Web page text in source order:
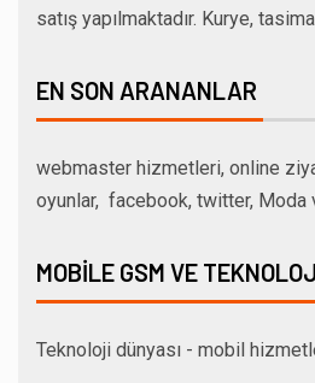
satış yapılmaktadır. Kurye,
EN SON ARANANLAR
webmaster hizmetleri, online
oyunlar, facebook, twitter, Moda
MOBILE GSM VE
Teknoloji dünyası - mobil